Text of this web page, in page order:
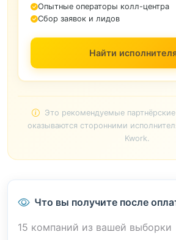
Опытные операторы колл-центра
Сбор заявок и лидов
Найти
Это рекомендуемые
оказываются сторонними
Kwork.
Что вы получите после
15 компаний из вашей выборки